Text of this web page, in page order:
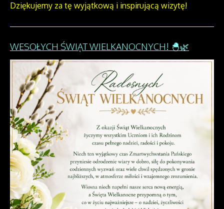
Dziękujemy za tę wyjątkową i inspirującą wizytę!
WESOŁYCH ŚWIĄT WIELKANOCNYCH! 🐣🌿